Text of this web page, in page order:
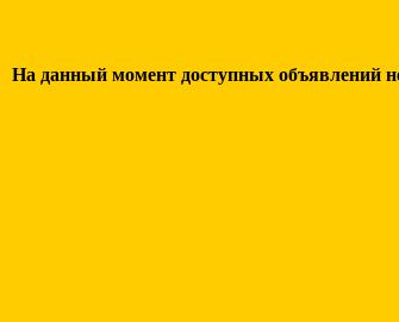
На данный момент доступных объявлений